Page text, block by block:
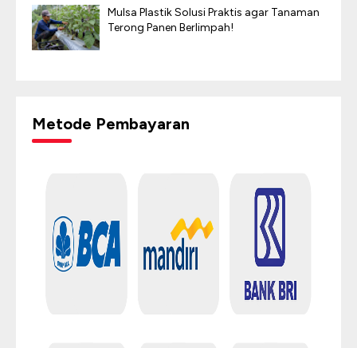
Mulsa Plastik Solusi Praktis agar Tanaman
Terong Panen Berlimpah!
Metode Pembayaran